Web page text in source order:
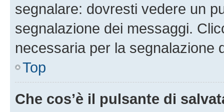
segnalare: dovresti vedere un
segnalazione dei messaggi.
necessaria per la segnalazione
Top
Che cos’è il pulsante di